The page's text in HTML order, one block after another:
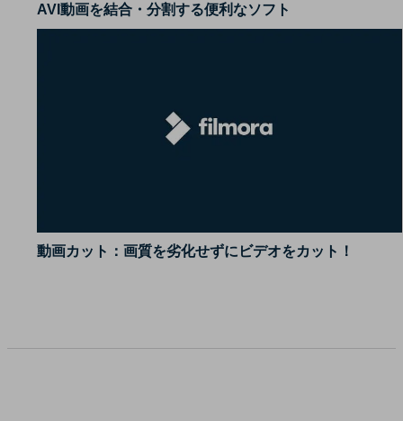
AVI動画を結合・分割する便利なソフト
動画カット：画質を劣化せずにビデオをカット！